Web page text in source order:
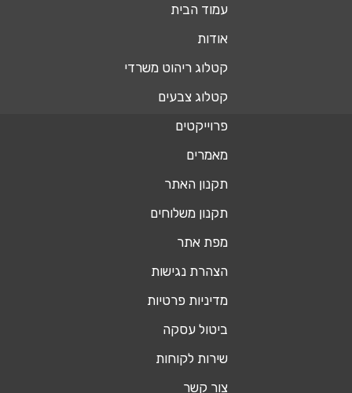
עמוד הבית
אודות
קטלוג ריהוט משרדי
קטלוג צבעים
פרוייקטים
מאמרים
תקנון האתר
תקנון משלוחים
מפת אתר
הצהרת נגישות
מדיניות פרטיות
ביטול עסקה
שירות לקוחות
צור קשר